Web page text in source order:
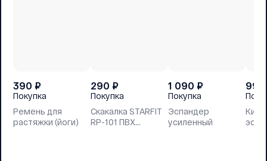
390 ₽
Покупка
Ремень для
растяжки (йоги)
290 ₽
Покупка
Скакалка STARFIT
RP-101 ПВХ
1 090 ₽
Покупка
Эспандер
усиленный
990